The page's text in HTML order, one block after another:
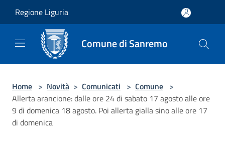
Regione Liguria
Comune di Sanremo
Home > Novità > Comunicati > Comune >
Allerta arancione: dalle ore 24 di sabato 17 agosto alle ore
9 di domenica 18 agosto. Poi allerta gialla sino alle ore 17
di domenica